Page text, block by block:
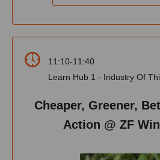
11:10-11:40
Learn Hub 1 - Industry Of
Cheaper, Greener,
Action @ ZF